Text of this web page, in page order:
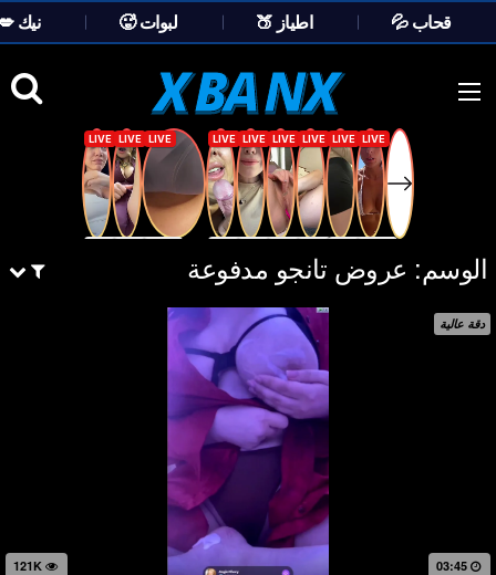
💦 قحاب 🍑 اطياز 🥵 لبوات
💋 نيك
content
الوسم: عروض تانجو مدفوعة
دقة عالية
03:45